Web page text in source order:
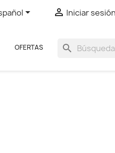
  Iniciar sesión
search
OFERTAS